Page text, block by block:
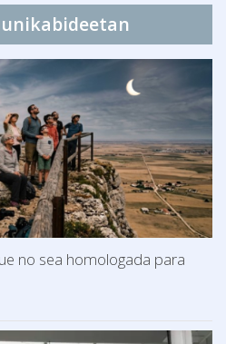
no sea homologada para